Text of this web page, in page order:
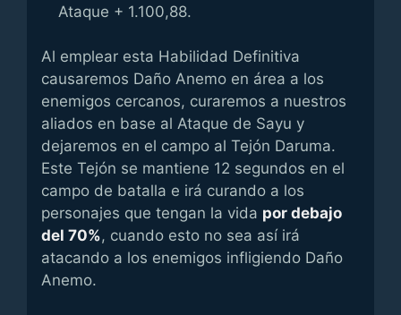
Ataque + 1.100,88.
Al emplear esta Habilidad Definitiva
causaremos Daño Anemo en área a los
enemigos cercanos, curaremos a nuestros
aliados en base al Ataque de Sayu y
dejaremos en el campo al Tejón Daruma.
Este Tejón se mantiene 12 segundos en el
campo de batalla e irá curando a los
personajes que tengan la vida por debajo
del 70%, cuando esto no sea así irá
atacando a los enemigos infligiendo Daño
Anemo.